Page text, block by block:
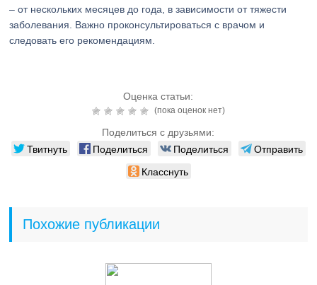
– от нескольких месяцев до года, в зависимости от тяжести
заболевания. Важно проконсультироваться с врачом и
следовать его рекомендациям.
Оценка статьи:
(пока оценок нет)
Поделиться с друзьями:
Твитнуть Поделиться Поделиться
Отправить
Класснуть
Похожие публикации